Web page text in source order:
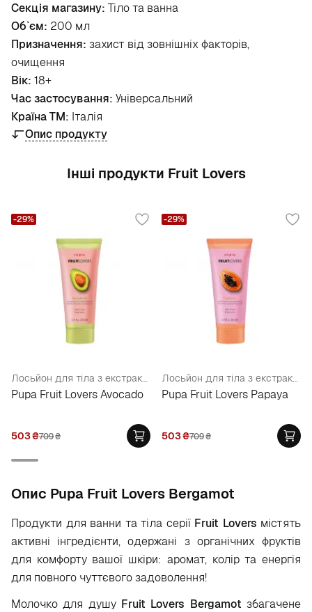
Секція магазину: Тіло та ванна
Об`єм: 200 мл
Призначення: захист від зовнішніх факторів,
очищення
Вік: 18+
Час застосування: Універсальний
Країна ТМ: Італія
Опис продукту
Інші продукти Fruit Lovers
Лосьйон для тіла з екстрактом авокадо
Pupa Fruit Lovers Avocado
503₴709₴
-29%
Лосьйон для тіла з екстрактом папайї
Pupa Fruit Lovers Papaya
503₴709₴
-29%
Опис Pupa Fruit Lovers Bergamot
Продукти для ванни та тіла серії Fruit Lovers містять
активні інгредієнти, одержані з органічних фруктів
для комфорту вашої шкіри: аромат, колір та енергія
для повного чуттєвого задоволення!
Молочко для душу Fruit Lovers Bergamot збагачене